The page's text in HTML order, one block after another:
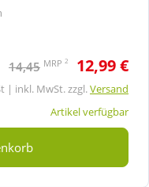
14,45 MRP 2 12,99 €
| inkl. MwSt. zzgl.Versand
Artikel verfügbar